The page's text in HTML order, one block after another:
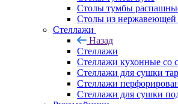
Столы тумбы
Столы из нержавеющей
Стеллажи
Назад
Стеллажи
Стеллажи кухонные
Стеллажи для сушки
Стеллажи
Стеллажи для сушки